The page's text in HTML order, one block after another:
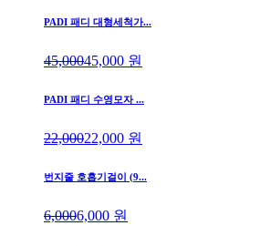
PADI 패디 대형세척가...
45,00045,000 원
PADI 패디 수영모자 ...
22,00022,000 원
번지줄 호흡기걸이 (9...
6,0006,000 원